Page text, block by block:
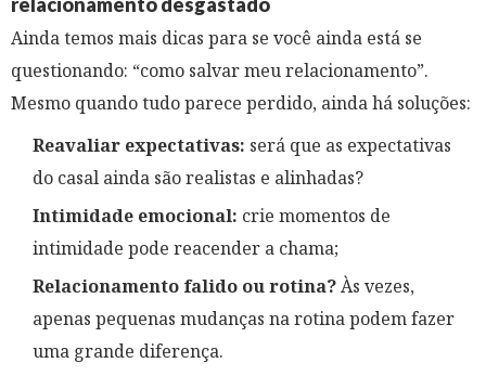
Ainda temos mais dicas para se você ainda está se
questionando: “como salvar meu relacionamento”.
Mesmo quando tudo parece perdido, ainda há soluções:
Reavaliar expectativas: será que as expectativas
do casal ainda são realistas e alinhadas?
Intimidade emocional: crie momentos de
intimidade pode reacender a chama;
Relacionamento falido ou rotina?Às vezes,
apenas pequenas mudanças na rotina podem fazer
uma grande diferença.